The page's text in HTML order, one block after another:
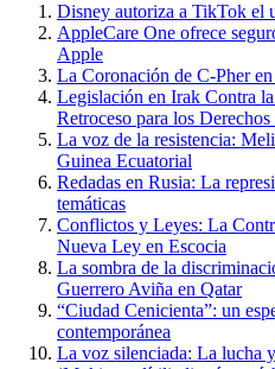
Disney autoriza a TikTok el
AppleCare One ofrece
Apple
La Coronación de C-Pher en
Legislación en Irak Contra
Retroceso para los
La voz de la resistencia:
Guinea Ecuatorial
Redadas en Rusia: La
temáticas
Conflictos y Leyes: La
Nueva Ley en Escocia
La sombra de la
Guerrero Aviña en Qatar
“Ciudad Cenicienta”: un
contemporánea
La voz silenciada: La lucha